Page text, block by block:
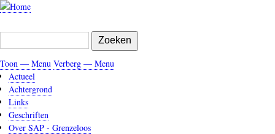
Overslaan
naar
inhoud
gaan
Zoeken
Menu
Toon — Menu Verberg — Menu
Actueel
Achtergrond
Links
Geschriften
Over SAP - Grenzeloos